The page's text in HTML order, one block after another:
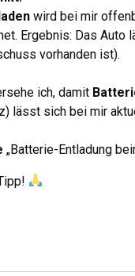
wird bei mir
Ergebnis: Das Auto
vorhanden ist).
ich, damit
lässt sich bei mir
„Batterie-Entladung